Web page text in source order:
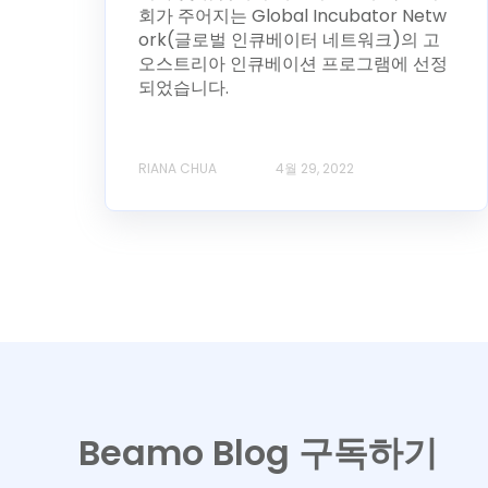
회가 주어지는 Global Incubator Netw
ork(글로벌 인큐베이터 네트워크)의 고
오스트리아 인큐베이션 프로그램에 선정
되었습니다.
RIANA CHUA 4월 29, 2022
Beamo Blog 구독하기